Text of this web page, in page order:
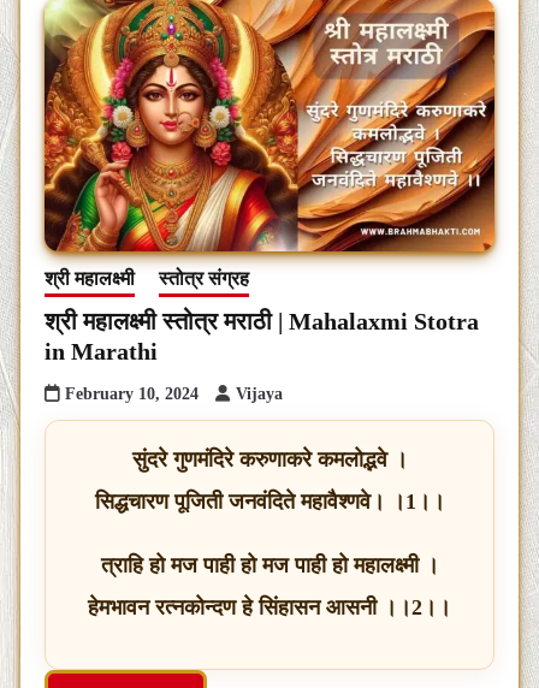
श्री महालक्ष्मी स्तोत्र संग्रह
श्री महालक्ष्मी स्तोत्र मराठी | Mahalaxmi Stotra
in Marathi
February 10, 2024 Vijaya
सुंदरे गुणमंदिरे करुणाकरे कमलोद्भवे ।
सिद्धचारण पूजिती जनवंदिते महावैश्णवे। ।1।।
त्राहि हो मज पाही हो मज पाही हो महालक्ष्मी ।
हेमभावन रत्नकोन्दण हे सिंहासन आसनी ।।2।।